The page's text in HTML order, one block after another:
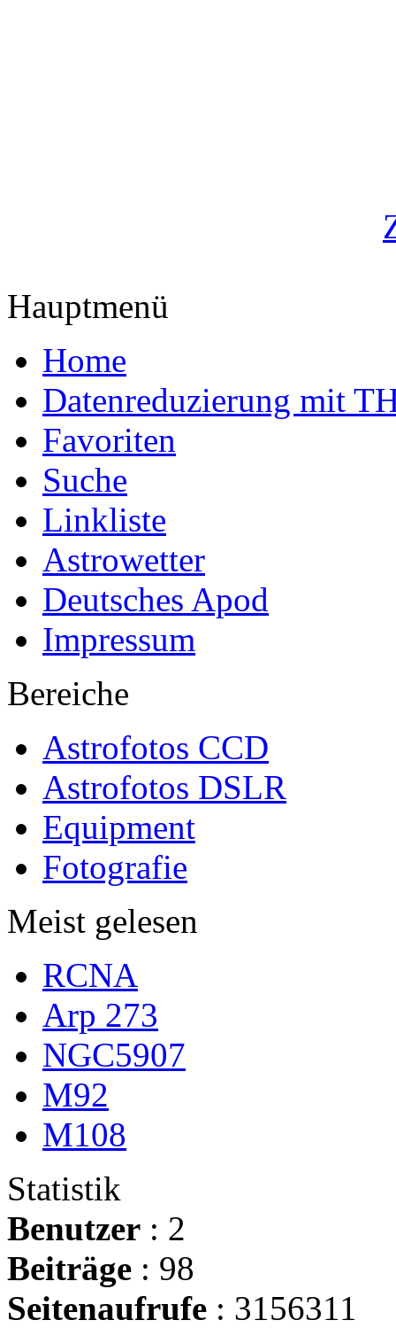
Hauptmenü
Home
Datenreduzierung mit
Favoriten
Suche
Linkliste
Astrowetter
Deutsches Apod
Impressum
Bereiche
Astrofotos CCD
Astrofotos DSLR
Equipment
Fotografie
Meist gelesen
RCNA
Arp 273
NGC5907
M92
M108
Statistik
Benutzer : 2
Beiträge : 98
Seitenaufrufe : 3156311